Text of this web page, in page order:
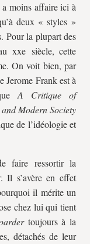
moins affaire ici à
deux « styles »
Pour la plupart des
xxe siècle, cette
On voit bien, par
Jerome Frank est à
A Critique of
Modern Society
de l’idéologie et
faire ressortir la
Il s’avère en effet
il mérite un
chez lui qui tient
toujours à la
détachés de leur